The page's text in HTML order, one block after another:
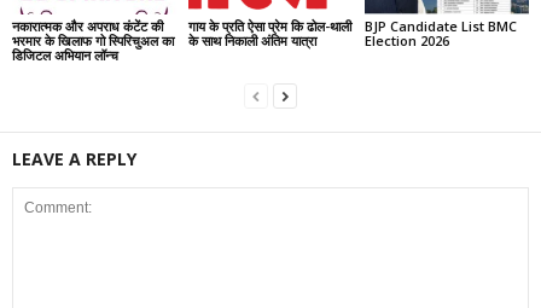
नकारात्मक और अपराध कंटेंट की
भरमार के खिलाफ गो स्पिरिचुअल का
डिजिटल अभियान लॉन्च
गाय के प्रति ऐसा प्रेम कि ढोल-थाली
के साथ निकाली अंतिम यात्रा
BJP Candidate List BMC
Election 2026
LEAVE A REPLY